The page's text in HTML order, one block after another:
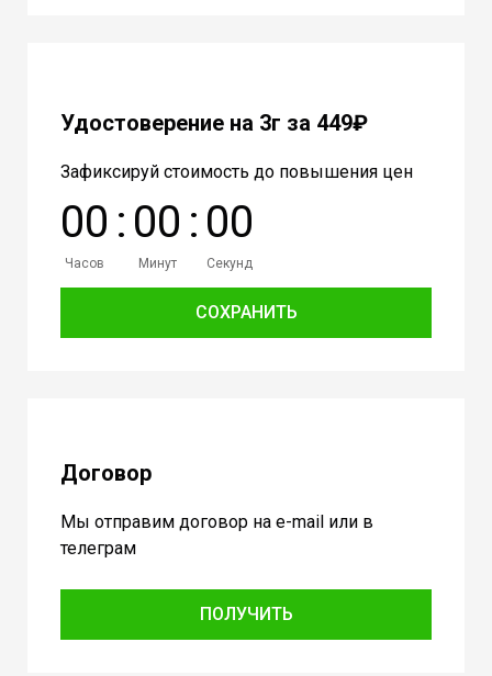
Удостоверение на 3г за 449₽
Зафиксируй стоимость до повышения цен
00
Часов
: 00
Минут
: 00
Секунд
СОХРАНИТЬ
Договор
Мы отправим договор на e-mail или в
телеграм
ПОЛУЧИТЬ